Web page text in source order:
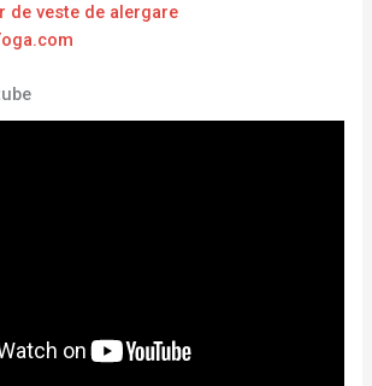
de veste de alergare